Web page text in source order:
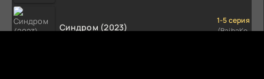
Синдром (2023)
1-5 серия
(BaibaKo,